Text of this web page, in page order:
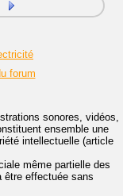
forum
sonores, vidéos,
ensemble une
intellectuelle (article
même partielle des
être effectuée sans